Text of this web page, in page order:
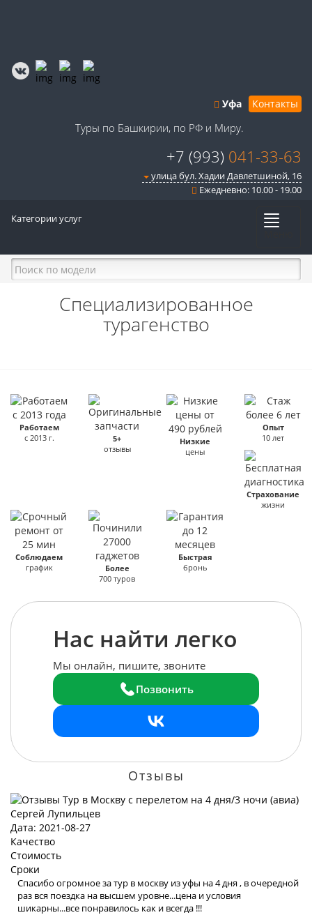
Уфа Контакты
Туры по Башкирии, по РФ и Миру.
+7 (993) 041-33-63
улица бул. Хадии Давлетшиной, 16
Ежедневно: 10.00 - 19.00
Категории услуг
Специализированное
турагенство
Работаем
с 2013 г.
5+
отзывы
Низкие
цены
Опыт
10 лет
Страхование
жизни
Соблюдаем
график
Более
700 туров
Быстрая
бронь
Нас найти легко
Мы онлайн, пишите, звоните
Позвонить
Отзывы
Сергей Лупильцев
Дата: 2021-08-27
Качество
Стоимость
Сроки
Спасибо огромное за тур в москву из уфы на 4 дня , в очередной
раз вся поездка на высшем уровне...цена и условия
шикарны...все понравилось как и всегда !!!